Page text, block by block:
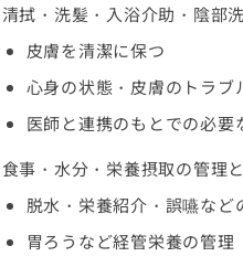
清拭・洗髪・入浴介助・陰部
皮膚を清潔に保つ
心身の状態・皮膚のトラ
医師と連携のもとでの必要
食事・水分・栄養摂取の管理
脱水・栄養紹介・誤嚥な
胃ろうなど経管栄養の管理